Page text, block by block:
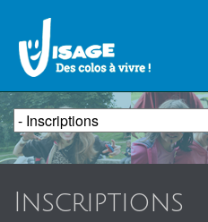
Inscriptions